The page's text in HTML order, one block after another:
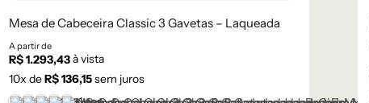
Mesa de Cabeceira Classic 3 Gavetas – Laqueada
A partir de
R$1.293,43à vista
10x deR$136,15sem juros